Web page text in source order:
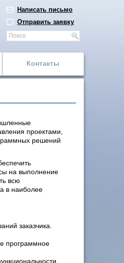
Написать письмо
Отправить заявку
Контакты
проектами,
решений
на выполнение
всю
в наиболее
заказчика.
программное